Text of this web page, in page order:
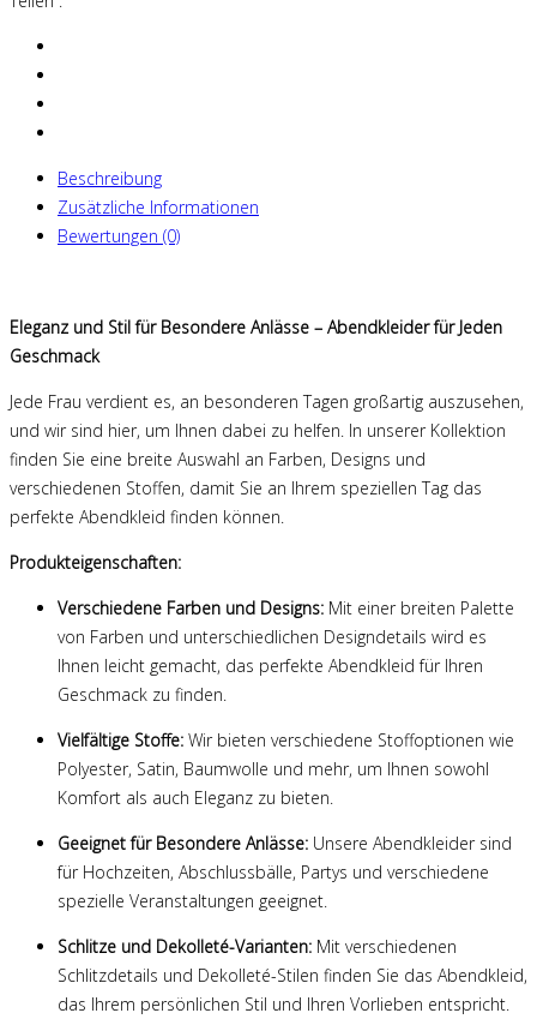
Beschreibung
Zusätzliche Informationen
Bewertungen (0)
Eleganz und Stil für Besondere Anlässe – Abendkleider für Jeden
Geschmack
Jede Frau verdient es, an besonderen Tagen großartig auszusehen,
und wir sind hier, um Ihnen dabei zu helfen. In unserer Kollektion
finden Sie eine breite Auswahl an Farben, Designs und
verschiedenen Stoffen, damit Sie an Ihrem speziellen Tag das
perfekte Abendkleid finden können.
Produkteigenschaften:
Verschiedene Farben und Designs: Mit einer breiten Palette
von Farben und unterschiedlichen Designdetails wird es
Ihnen leicht gemacht, das perfekte Abendkleid für Ihren
Geschmack zu finden.
Vielfältige Stoffe: Wir bieten verschiedene Stoffoptionen wie
Polyester, Satin, Baumwolle und mehr, um Ihnen sowohl
Komfort als auch Eleganz zu bieten.
Geeignet für Besondere Anlässe: Unsere Abendkleider sind
für Hochzeiten, Abschlussbälle, Partys und verschiedene
spezielle Veranstaltungen geeignet.
Schlitze und Dekolleté-Varianten: Mit verschiedenen
Schlitzdetails und Dekolleté-Stilen finden Sie das Abendkleid,
das Ihrem persönlichen Stil und Ihren Vorlieben entspricht.